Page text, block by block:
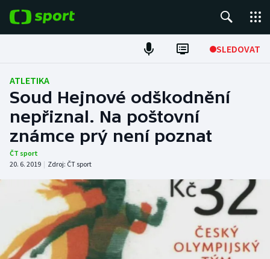
SLEDOVAT
Fotbal
Hokej
Tenis
Atletika
Cyklistika
DALŠÍ SPORTY
Americký fotbal
NEPŘEHLÉDNĚTE
ATLETIKA
Soud Hejnové odškodnění
nepřiznal. Na poštovní
známce prý není poznat
ČT sport
20. 6. 2019 | Zdroj: ČT sport